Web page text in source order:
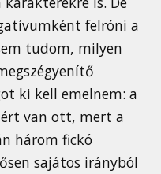
felróni a
tudom, milyen
ki kell emelnem: a
van ott, mert a
három fickó
sajátos irányból